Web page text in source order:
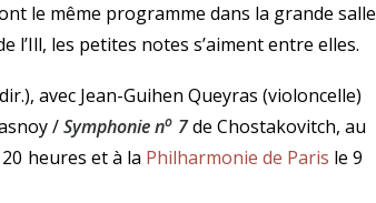
le même programme dans la grande salle
l’Ill, les petites notes s’aiment entre elles.
avec Jean-Guihen Queyras (violoncelle)
/Symphonie no7de Chostakovitch, au
heures et à la Philharmonie de Paris le 9